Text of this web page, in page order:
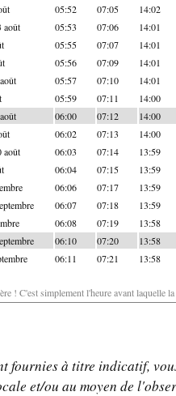
05:52 07:05 14:02
août 05:53 07:06 14:01
05:55 07:07 14:01
05:56 07:09 14:01
05:57 07:10 14:01
05:59 07:11 14:00
06:00 07:12 14:00
06:02 07:13 14:00
août 06:03 07:14 13:59
06:04 07:15 13:59
06:06 07:17 13:59
06:07 07:18 13:59
06:08 07:19 13:58
06:10 07:20 13:58
06:11 07:21 13:58
! C'est simplement l'heure avant laquelle
fournies à titre indicatif,
et/ou au moyen de